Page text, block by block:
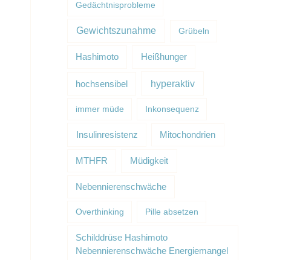
Gedächtnisprobleme
Gewichtszunahme Grübeln
Hashimoto Heißhunger
hochsensibel hyperaktiv
immer müde Inkonsequenz
Insulinresistenz Mitochondrien
MTHFR Müdigkeit
Nebennierenschwäche
Overthinking Pille absetzen
Schilddrüse Hashimoto
Nebennierenschwäche Energiemangel